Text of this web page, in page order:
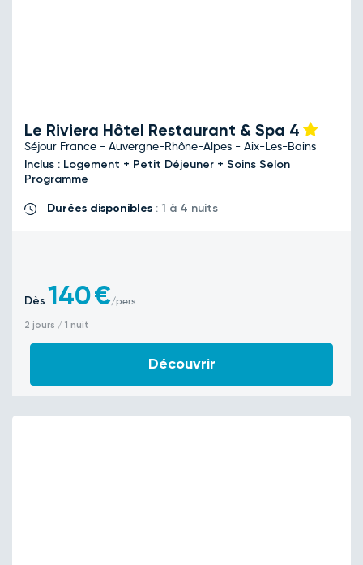
Le Riviera Hôtel Restaurant & Spa 4
Séjour France - Auvergne-Rhône-Alpes - Aix-Les-Bains
Inclus : Logement + Petit Déjeuner + Soins Selon
Programme
Durées disponibles : 1 à 4 nuits
Dès 140€/pers
2 jours / 1 nuit
Découvrir